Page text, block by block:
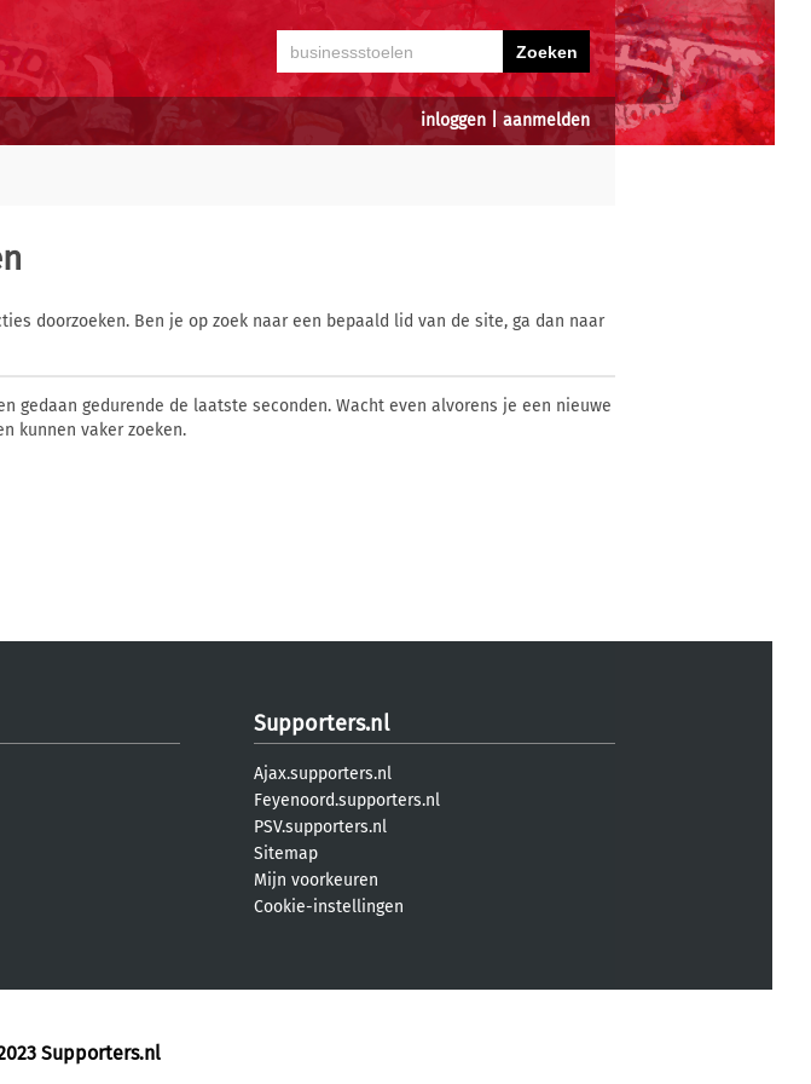
inloggen aanmelden
doorzoeken. Ben je op zoek naar een bepaald lid van de site, ga dan naar
gedaan gedurende de laatste seconden. Wacht even alvorens je een nieuwe
kunnen vaker zoeken.
Supporters.nl
Ajax.supporters.nl
Feyenoord.supporters.nl
PSV.supporters.nl
Sitemap
Mijn voorkeuren
Cookie-instellingen
Supporters.nl